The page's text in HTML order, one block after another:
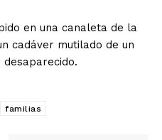
en una canaleta de la
cadáver mutilado de un
familias